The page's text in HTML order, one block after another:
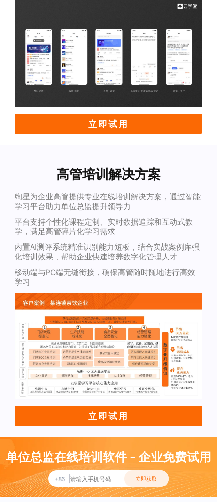
立即试用
高管培训解决方案
绚星为企业高管提供专业在线培训解决方案，通过智能
学习平台助力单位总监提升领导力
平台支持个性化课程定制、实时数据追踪和互动式教
学，满足高管碎片化学习需求
内置AI测评系统精准识别能力短板，结合实战案例库强
化培训效果，帮助企业快速培养数字化管理人才
移动端与PC端无缝衔接，确保高管随时随地进行高效
学习
立即试用
单位总监在线培训软件 - 企业免费试用
+86 立即获取